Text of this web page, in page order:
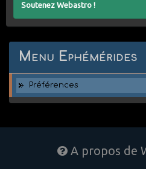
Soutenez Webastro !
Menu Ephémérides
Préférences
A propos de